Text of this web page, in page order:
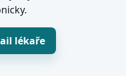
lékaře